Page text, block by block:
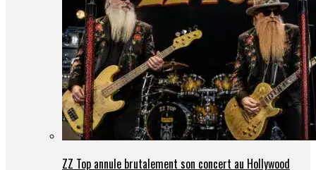
ZZ Top annule brutalement son concert au Hollywood